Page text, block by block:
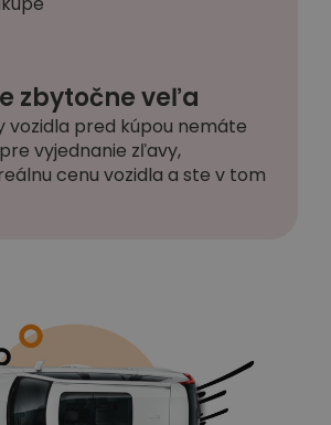
zbytočne veľa
vozidla pred kúpou nemáte
vyjednanie zľavy,
cenu vozidla a ste v tom